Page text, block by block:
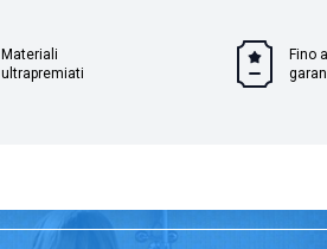
Materiali
ultrapremiati
Fino